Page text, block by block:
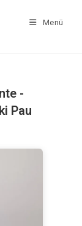
Menü
-
Pau